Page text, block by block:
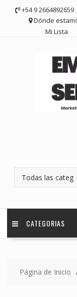
contenido
+54 9 2664892659
Dónde
Mi Lista
CATEGORIAS
Página de Inicio